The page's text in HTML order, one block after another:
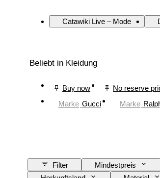
Catawiki Live – Mode
Beliebt in Kleidung
Buy now No reserve
Marke Gucci Marke
Filter Mindestpreis